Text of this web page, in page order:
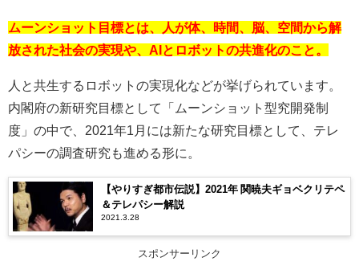
ムーンショット目標とは、人が体、時間、脳、空間から解
放された社会の実現や、AIとロボットの共進化のこと。
人と共生するロボットの実現化などが挙げられています。
内閣府の新研究目標として「ムーンショット型究開発制
度」の中で、2021年1月には新たな研究目標として、テレ
パシーの調査研究も進める形に。
【やりすぎ都市伝説】2021年 関暁夫ギョベクリテペ
＆テレパシー解説
2021.3.28
スポンサーリンク